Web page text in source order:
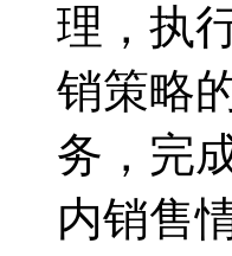
理，执
销策略
务，完
内销售